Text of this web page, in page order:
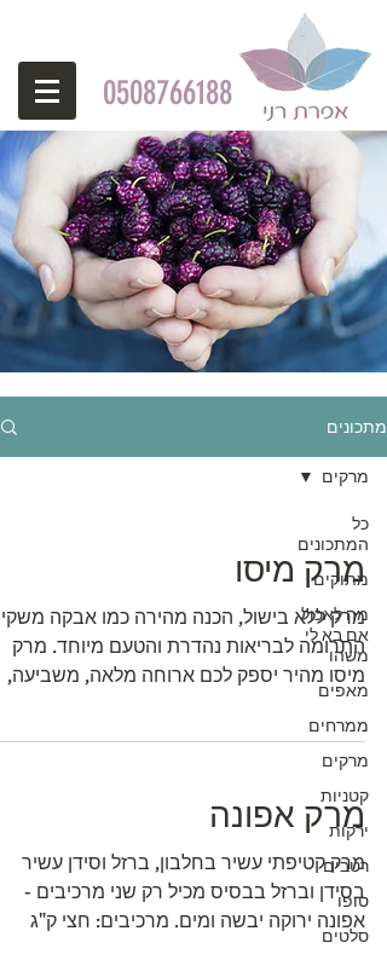
0508766188
מתכונים
כל
המתכונים
מתוקים
מה לאכול
אם בא לי
משהו
מאפים
ממרחים
מרקים
קטניות
ירקות
רטבים
טופו
סלטים
מרקים
מרק מיסו
מרק ללא בישול, הכנה מהירה כמו
התרומה לבריאות נהדרת והטעם מיוחד. מרק
מיסו מהיר יספק לכם ארוחה מלאה, משביעה,
מרק אפונה
מרק קטיפתי עשיר בחלבון, ברזל וסידן עשיר
בסידן וברזל בבסיס מכיל רק שני מרכיבים -
אפונה ירוקה יבשה ומים. מרכיבים: חצי ק"ג